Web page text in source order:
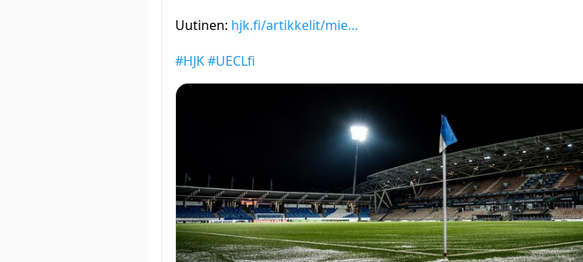
Uutinen: hjk.fi/artikkelit/mie…
#HJK#UECLfi